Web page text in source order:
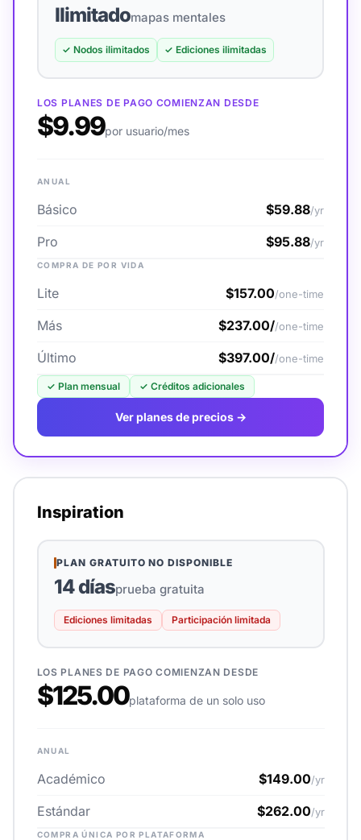
Ilimitadomapas mentales
✓ Nodos ilimitados ✓ Ediciones ilimitadas
LOS PLANES DE PAGO COMIENZAN DESDE
$9.99por usuario/mes
ANUAL
Básico $59.88/yr
Pro $95.88/yr
COMPRA DE POR VIDA
Lite $157.00/one-time
Más $237.00//one-time
Último $397.00//one-time
✓ Plan mensual ✓ Créditos adicionales
Ver planes de precios →
Inspiration
PLAN GRATUITO NO DISPONIBLE
14 díasprueba gratuita
Ediciones limitadas Participación limitada
LOS PLANES DE PAGO COMIENZAN DESDE
$125.00plataforma de un solo uso
ANUAL
Académico $149.00/yr
Estándar $262.00/yr
COMPRA ÚNICA POR PLATAFORMA